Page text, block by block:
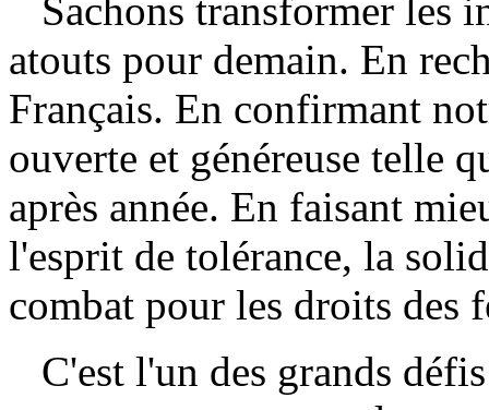
Sachons transformer les
atouts pour demain. En
Français. En confirmant
ouverte et généreuse telle
après année. En faisant
l'esprit de tolérance, la
combat pour les droits des
C'est l'un des grands